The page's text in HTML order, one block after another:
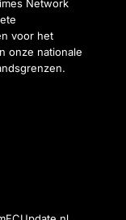
Network
voor het
onze nationale